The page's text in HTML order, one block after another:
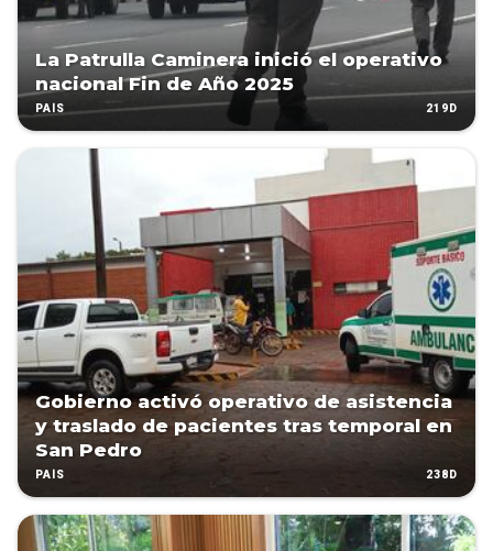
La Patrulla Caminera inició el operativo
nacional Fin de Año 2025
PAÍS 219D
Gobierno activó operativo de asistencia
y traslado de pacientes tras temporal en
San Pedro
PAÍS 238D